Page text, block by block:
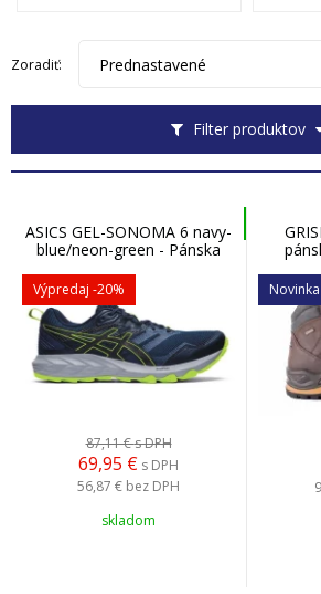
Filter produktov
Zoradiť: Prednastavené
ASICS GEL-SONOMA 6 navy-
blue/neon-green - Pánska
trail bežecká obuv
Výpredaj -20%
87,11 €s DPH
69,95 € s DPH
56,87 € bez DPH
skladom
Novinka